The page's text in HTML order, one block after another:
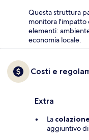
Questa struttura
monitora l'impatto
elementi:
economia locale.
Costi e
Extra
La
aggiuntivo di